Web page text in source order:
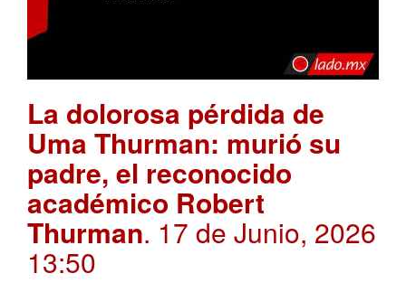
La dolorosa pérdida de
Uma Thurman: murió su
padre, el reconocido
académico Robert
Thurman. 17 de Junio, 2026
13:50